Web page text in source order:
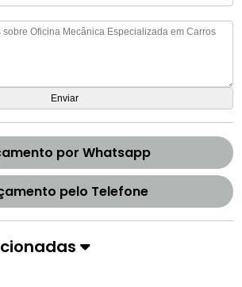
por Whatsapp
pelo Telefone